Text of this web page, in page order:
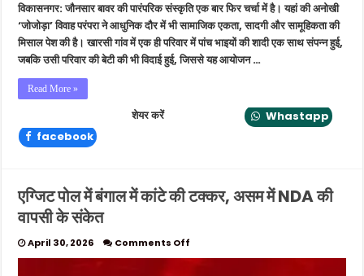
विकासनगर: जौनसार बावर की पारंपरिक संस्कृति एक बार फिर चर्चा में है। यहां की अनोखी
‘जोजोड़ा’ विवाह परंपरा ने आधुनिक दौर में भी सामाजिक एकता, सादगी और सामूहिकता की
मिसाल पेश की है। खारसी गांव में एक ही परिवार में पांच भाइयों की शादी एक साथ संपन्न हुई,
जबकि उसी परिवार की बेटी की भी विदाई हुई, जिससे यह आयोजन …
Read More »
शेयर करें
Whastapp
facebook
एग्जिट पोल में बंगाल में कांटे की टक्कर, असम में NDA की
वापसी के संकेत
April 30, 2026 Comments Off
एग्जिट